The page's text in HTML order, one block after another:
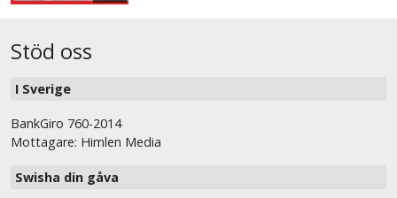
Stöd oss
I Sverige
BankGiro 760-2014
Mottagare: Himlen Media
Swisha din gåva